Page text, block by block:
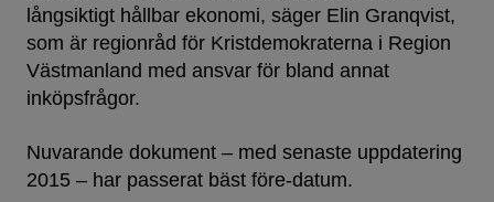
långsiktigt hållbar ekonomi, säger Elin Granqvist,
som är regionråd för Kristdemokraterna i Region
Västmanland med ansvar för bland annat
inköpsfrågor.
Nuvarande dokument – med senaste uppdatering
2015 – har passerat bäst före-datum.